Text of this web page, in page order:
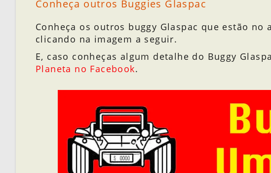
Conheça outros Buggies Glaspac
Conheça os outros buggy Glaspac que estão
clicando na imagem a seguir.
E, caso conheças algum detalhe do Buggy
Planeta no Facebook.